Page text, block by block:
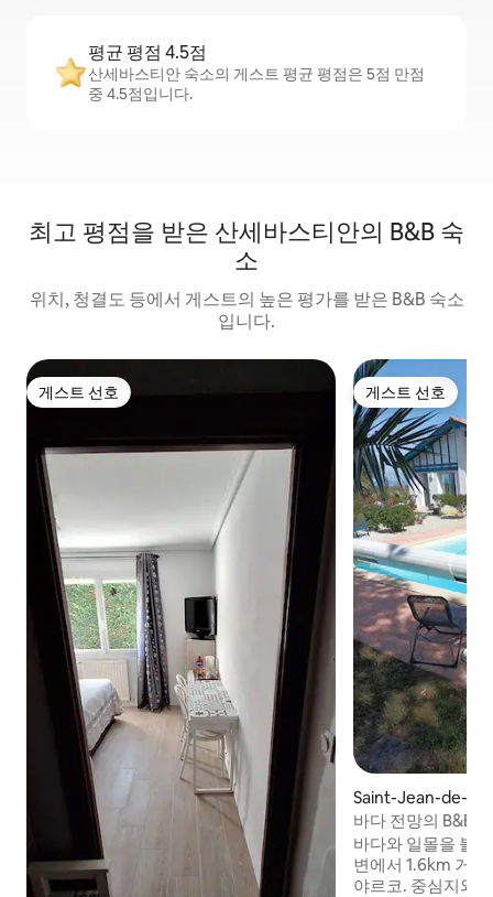
평균 평점 4.5점
산세바스티안 숙소의 게스트 평균 평점은 5점 만점
중 4.5점입니다.
최고 평점을 받은 산세바스티안의 B&B 숙
소
위치, 청결도 등에서 게스트의 높은 평가를 받은 B&B 숙소
입니다.
게스트 선호
게스트 선호 게스트 선호
게스트 선호
Saint-Jean-de-
바다 전망의 B&B,
바다와 일몰을 볼
변에서 1.6km 거
야르코. 중심지와